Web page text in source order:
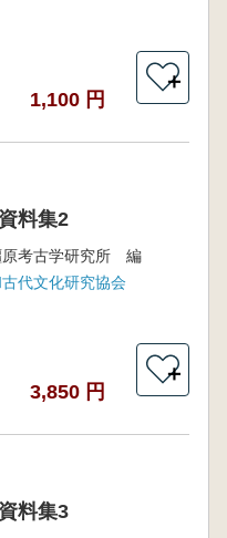
1,100 円
＋
料集2
原考古学研究所 編
代文化研究協会
3,850 円
＋
料集3